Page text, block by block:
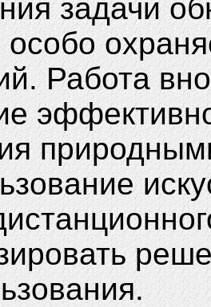
задачи
особо
Работа